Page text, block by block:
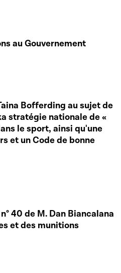
au Gouvernement
Bofferding au sujet de
stratégie nationale de «
le sport, ainsi qu'une
et un Code de bonne
40 de M. Dan Biancalana
et des munitions